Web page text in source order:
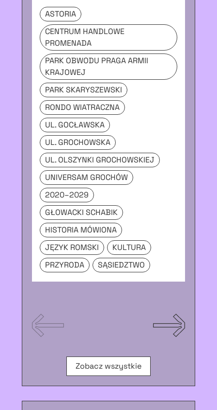
ASTORIA
CENTRUM HANDLOWE
PROMENADA
PARK OBWODU PRAGA ARMII
KRAJOWEJ
PARK SKARYSZEWSKI
RONDO WIATRACZNA
UL. GOCŁAWSKA
UL. GROCHOWSKA
UL. OLSZYNKI GROCHOWSKIEJ
UNIVERSAM GROCHÓW
2020–2029
GŁOWACKI SCHABIK
HISTORIA MÓWIONA
JĘZYK ROMSKI
KULTURA
PRZYRODA
SĄSIEDZTWO
Zobacz wszystkie